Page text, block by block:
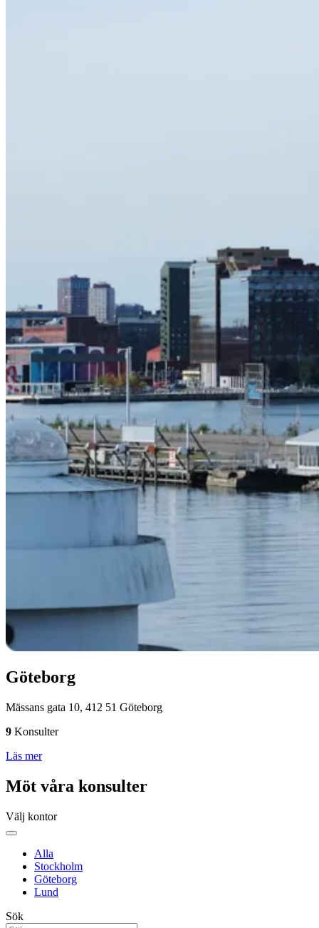
Göteborg
Mässans gata 10, 412 51 Göteborg
9 Konsulter
Läs mer
Möt våra konsulter
Välj kontor
Alla
Stockholm
Göteborg
Lund
Sök